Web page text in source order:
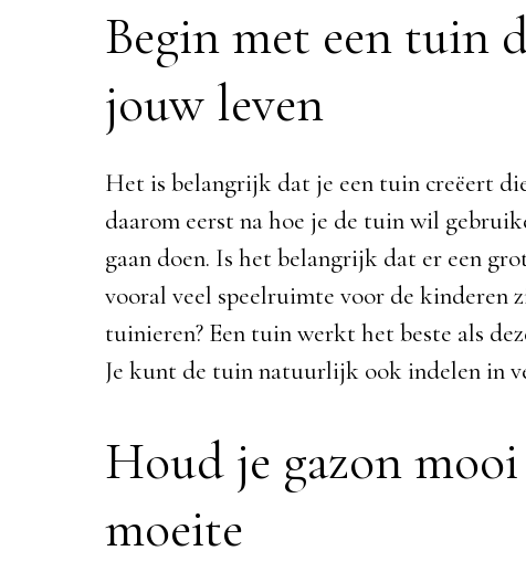
Begin met een tuin
jouw leven
Het is belangrijk dat je een tuin creëert
daarom eerst na hoe je de tuin wil
gaan doen. Is het belangrijk dat er een
vooral veel speelruimte voor de kinderen
tuinieren? Een tuin werkt het beste als
Je kunt de tuin natuurlijk ook indelen in
Houd je gazon
moeite